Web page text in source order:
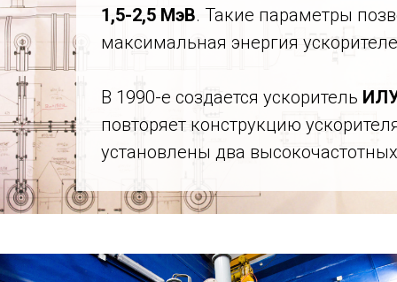
1,5-2,5 МэВ. Такие параметры
максимальная энергия
В 1990-е создается ускоритель
повторяет конструкцию
установлены два